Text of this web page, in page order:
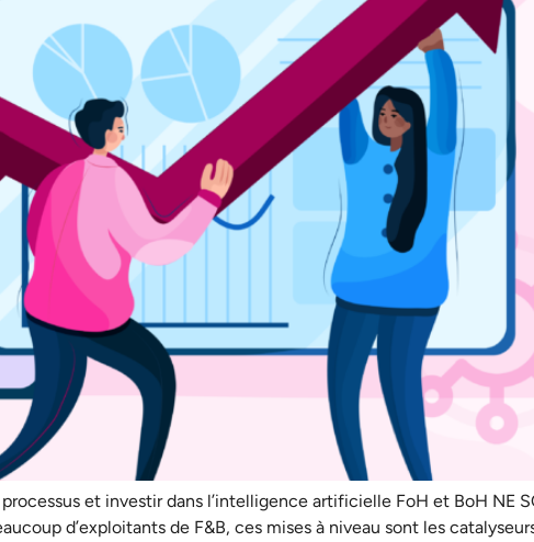
et investir dans l’intelligence artificielle FoH et BoH NE
d’exploitants de F&B, ces mises à niveau sont les